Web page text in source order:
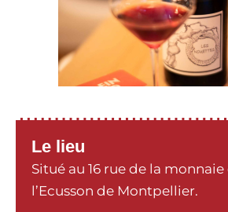
Le lieu
Situé au 16 rue de la monnaie
l’Ecusson de Montpellier.